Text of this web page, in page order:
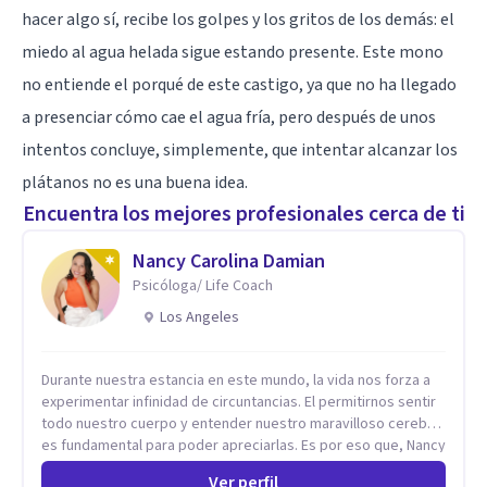
hacer algo sí, recibe los golpes y los gritos de los demás: el
miedoal agua helada sigue estando presente. Este mono
no entiende el porqué de este castigo, ya que no ha llegado
a presenciar cómo cae el agua fría, pero después de unos
intentos concluye, simplemente, que intentar alcanzar los
plátanos no es una buena idea.
Encuentra los mejores profesionales cerca de ti
Nancy Carolina Damian
Psicóloga/ Life Coach
Los Angeles
Durante nuestra estancia en este mundo, la vida nos forza a
experimentar infinidad de circuntancias. El permitirnos sentir
todo nuestro cuerpo y entender nuestro maravilloso cerebro,
es fundamental para poder apreciarlas. Es por eso que, Nancy
Damian esta dispuesta a brindarte una mano amiga atravez de
Ver perfil